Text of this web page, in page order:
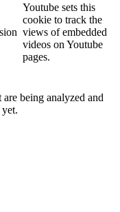
Youtube sets this
cookie to track the
views of embedded
videos on Youtube
pages.
being analyzed and